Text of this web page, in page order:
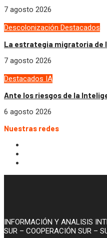
7 agosto 2026
Descolonización Destacados
La estrategia migratoria de
7 agosto 2026
Destacados IA
Ante los riesgos de la
6 agosto 2026
Nuestras redes
INFORMACIÓN Y ANALISIS
SUR – COOPERACIÓN SUR –